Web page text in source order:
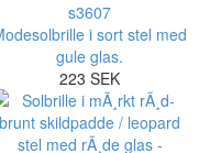
i sort stel med
gule glas.
223 SEK